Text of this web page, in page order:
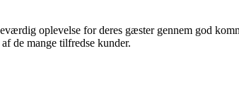
oplevelse for deres gæster gennem god
de mange tilfredse kunder.